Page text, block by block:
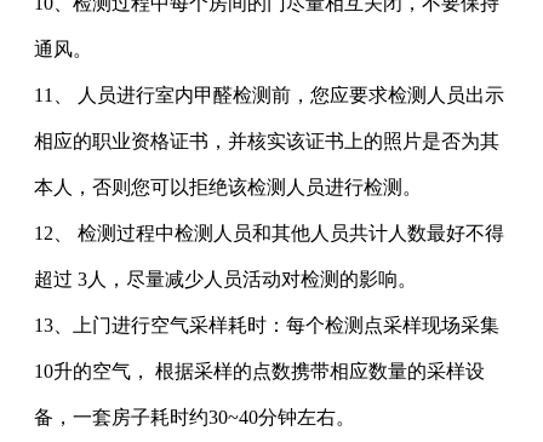
通风。
11、 人员进行室内甲醛检测前，您应要求检测人员出示
相应的职业资格证书，并核实该证书上的照片是否为其
本人，否则您可以拒绝该检测人员进行检测。
12、 检测过程中检测人员和其他人员共计人数最好不得
超过 3人，尽量减少人员活动对检测的影响。
13、上门进行空气采样耗时：每个检测点采样现场采集
10升的空气， 根据采样的点数携带相应数量的采样设
备，一套房子耗时约30~40分钟左右。